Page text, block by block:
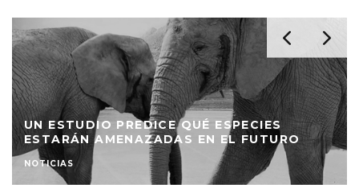
UN ESTUDIO PREDICE QUÉ ESPECIES
ESTARÁN AMENAZADAS EN EL FUTURO
NOTICIAS